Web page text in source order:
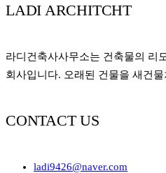
LADI ARCHITCHT
라디건축사사무소는 건축물의 리
회사입니다. 오래된 건물을 새건
CONTACT US
ladi9426@naver.com